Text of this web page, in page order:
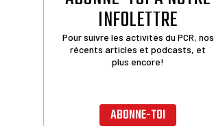
INFOLETTRE
Pour suivre les activités du PCR, nos
récents articles et podcasts, et
plus encore!
ABONNE-TOI